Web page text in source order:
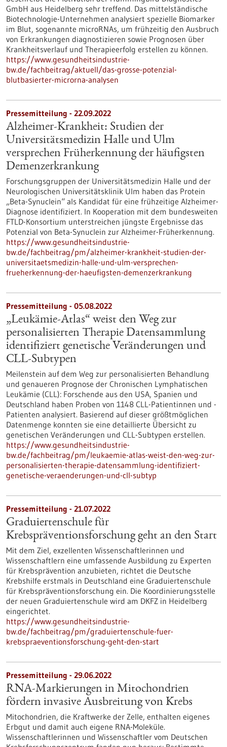
GmbH aus Heidelberg sehr treffend. Das mittelständische
Biotechnologie-Unternehmen analysiert spezielle Biomarker
im Blut, sogenannte microRNAs, um frühzeitig den Ausbruch
von Erkrankungen diagnostizieren sowie Prognosen über
Krankheitsverlauf und Therapieerfolg erstellen zu können.
https://www.gesundheitsindustrie-
bw.de/fachbeitrag/aktuell/das-grosse-potenzial-
blutbasierter-microrna-analysen
Pressemitteilung - 22.09.2022
Alzheimer-Krankheit: Studien der
Universitätsmedizin Halle und Ulm
versprechen Früherkennung der häufigsten
Demenzerkrankung
Forschungsgruppen der Universitätsmedizin Halle und der
Neurologischen Universitätsklinik Ulm haben das Protein
„Beta-Synuclein“ als Kandidat für eine frühzeitige Alzheimer-
Diagnose identifiziert. In Kooperation mit dem bundesweiten
FTLD-Konsortium unterstreichen jüngste Ergebnisse das
Potenzial von Beta-Synuclein zur Alzheimer-Früherkennung.
https://www.gesundheitsindustrie-
bw.de/fachbeitrag/pm/alzheimer-krankheit-studien-der-
universitaetsmedizin-halle-und-ulm-versprechen-
frueherkennung-der-haeufigsten-demenzerkrankung
Pressemitteilung - 05.08.2022
„Leukämie-Atlas“ weist den Weg zur
personalisierten Therapie Datensammlung
identifiziert genetische Veränderungen und
CLL-Subtypen
Meilenstein auf dem Weg zur personalisierten Behandlung
und genaueren Prognose der Chronischen Lymphatischen
Leukämie (CLL): Forschende aus den USA, Spanien und
Deutschland haben Proben von 1148 CLL-Patientinnen und -
Patienten analysiert. Basierend auf dieser größtmöglichen
Datenmenge konnten sie eine detaillierte Übersicht zu
genetischen Veränderungen und CLL-Subtypen erstellen.
https://www.gesundheitsindustrie-
bw.de/fachbeitrag/pm/leukaemie-atlas-weist-den-weg-zur-
personalisierten-therapie-datensammlung-identifiziert-
genetische-veraenderungen-und-cll-subtyp
Pressemitteilung - 21.07.2022
Graduiertenschule für
Krebspräventionsforschung geht an den Start
Mit dem Ziel, exzellenten Wissenschaftlerinnen und
Wissenschaftlern eine umfassende Ausbildung zu Experten
für Krebsprävention anzubieten, richtet die Deutsche
Krebshilfe erstmals in Deutschland eine Graduiertenschule
für Krebspräventionsforschung ein. Die Koordinierungsstelle
der neuen Graduiertenschule wird am DKFZ in Heidelberg
eingerichtet.
https://www.gesundheitsindustrie-
bw.de/fachbeitrag/pm/graduiertenschule-fuer-
krebspraeventionsforschung-geht-den-start
Pressemitteilung - 29.06.2022
RNA-Markierungen in Mitochondrien
fördern invasive Ausbreitung von Krebs
Mitochondrien, die Kraftwerke der Zelle, enthalten eigenes
Erbgut und damit auch eigene RNA-Moleküle.
Wissenschaftlerinnen und Wissenschaftler vom Deutschen